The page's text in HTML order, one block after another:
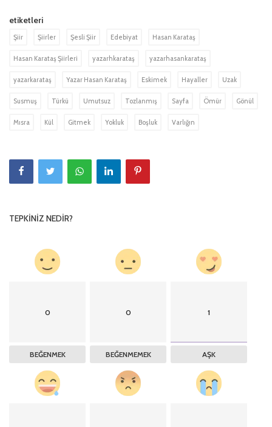
etiketleri
Şiir Şiirler Şesli Şiir Edebiyat Hasan Karataş
Hasan Karataş Şiirleri yazarhkarataş yazarhasankarataş
yazarkarataş Yazar Hasan Karataş Eskimek Hayaller Uzak
Susmuş Türkü Umutsuz Tozlanmış Sayfa Ömür Gönül
Mısra Kül Gitmek Yokluk Boşluk Varlığın
TEPKINIZ NEDIR?
0
BEĞENMEK
0
BEĞENMEMEK
1
AŞK